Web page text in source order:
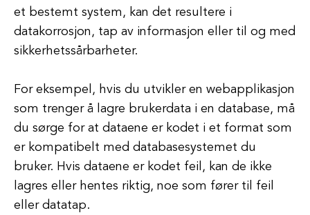
et bestemt system, kan det resultere i
datakorrosjon, tap av informasjon eller til og med
sikkerhetssårbarheter.
For eksempel, hvis du utvikler en webapplikasjon
som trenger å lagre brukerdata i en database, må
du sørge for at dataene er kodet i et format som
er kompatibelt med databasesystemet du
bruker. Hvis dataene er kodet feil, kan de ikke
lagres eller hentes riktig, noe som fører til feil
eller datatap.